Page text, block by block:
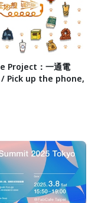
Project：一通電
/ Pick up the phone,